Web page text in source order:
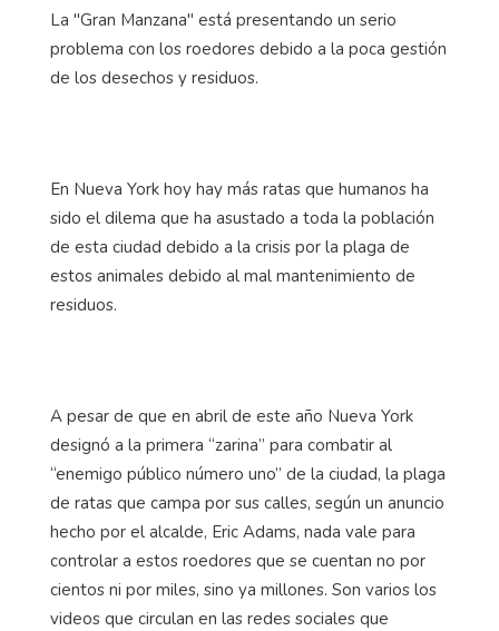
La "Gran Manzana" está presentando un serio
problema con los roedores debido a la poca gestión
de los desechos y residuos.
En Nueva York hoy hay más ratas que humanos ha
sido el dilema que ha asustado a toda la población
de esta ciudad debido a la crisis por la plaga de
estos animales debido al mal mantenimiento de
residuos.
A pesar de que en abril de este año Nueva York
designó a la primera “zarina” para combatir al
“enemigo público número uno” de la ciudad, la plaga
de ratas que campa por sus calles, según un anuncio
hecho por el alcalde, Eric Adams, nada vale para
controlar a estos roedores que se cuentan no por
cientos ni por miles, sino ya millones. Son varios los
videos que circulan en las redes sociales que